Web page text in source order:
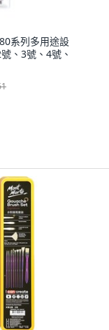
系列多用途設
、3號、4號、